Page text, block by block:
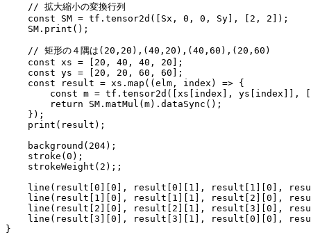
    // 拡大縮小の変換行列
    const SM = tf.tensor2d([Sx, 0, 0, Sy], [2, 2]);
    SM.print();
    // 矩形の４隅は(20,20),(40,20),(40,60),(20,60)
    const xs = [20, 40, 40, 20];
    const ys = [20, 20, 60, 60];
    const result = xs.map((elm, index) => {
const m = tf.tensor2d([xs[index], ys[index]],
        return SM.matMul(m).dataSync();
    });
    print(result);
    background(204);
    stroke(0);
    strokeWeight(2);;
line(result[0][0], result[0][1], result[1][0],
line(result[1][0], result[1][1], result[2][0],
line(result[2][0], result[2][1], result[3][0],
line(result[3][0], result[3][1], result[0][0],
}